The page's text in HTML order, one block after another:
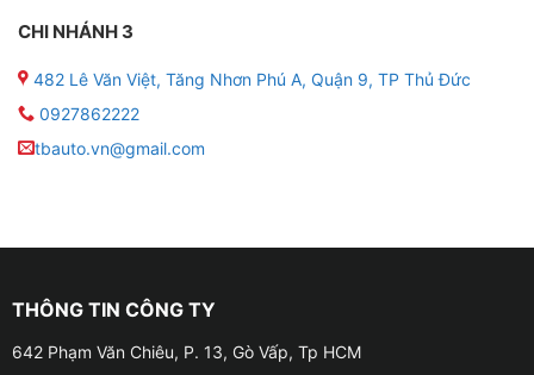
kỳ cần thiết với xe tải, giúp:
– Xoá bỏ điểm mù phía sau xe khi lùi vào bến, kho, bãi.
– Hạn chế va chạm với vật cản thấp như cột, hàng rào,
CHI NHÁNH 3
482 Lê Văn Việt, Tăng Nhơn Phú A, Quận 9, TP Thủ Đức
0927862222
tbauto.vn@gmail.com
THÔNG TIN CÔNG TY
642 Phạm Văn Chiêu, P. 13, Gò Vấp, Tp HCM